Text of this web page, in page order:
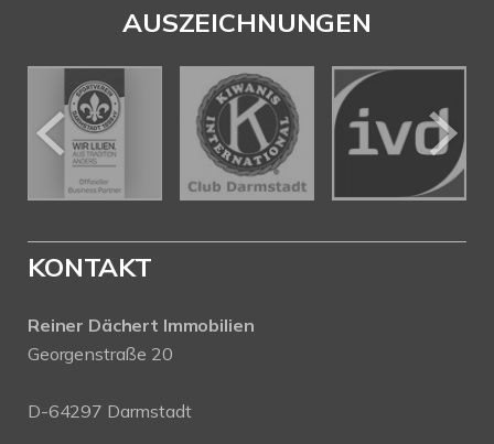
AUSZEICHNUNGEN
KONTAKT
Reiner Dächert Immobilien
Georgenstraße 20
D-64297 Darmstadt